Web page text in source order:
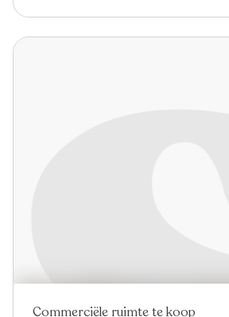
Commerciële ruimte te koop